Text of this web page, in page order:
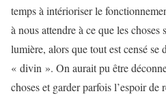
temps à intérioriser le
à nous attendre à ce que les
lumière, alors que tout est censé
« divin ». On aurait pu être
choses et garder parfois l’espoir de